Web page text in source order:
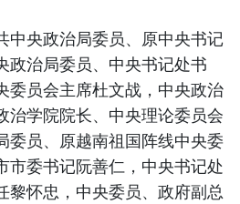
中央政治局委员、原中央书记
政治局委员、中央书记处书
委员会主席杜文战，中央政治
治学院院长、中央理论委员会
委员、原越南祖国阵线中央委
市委书记阮善仁，中央书记处
黎怀忠，中央委员、政府副总